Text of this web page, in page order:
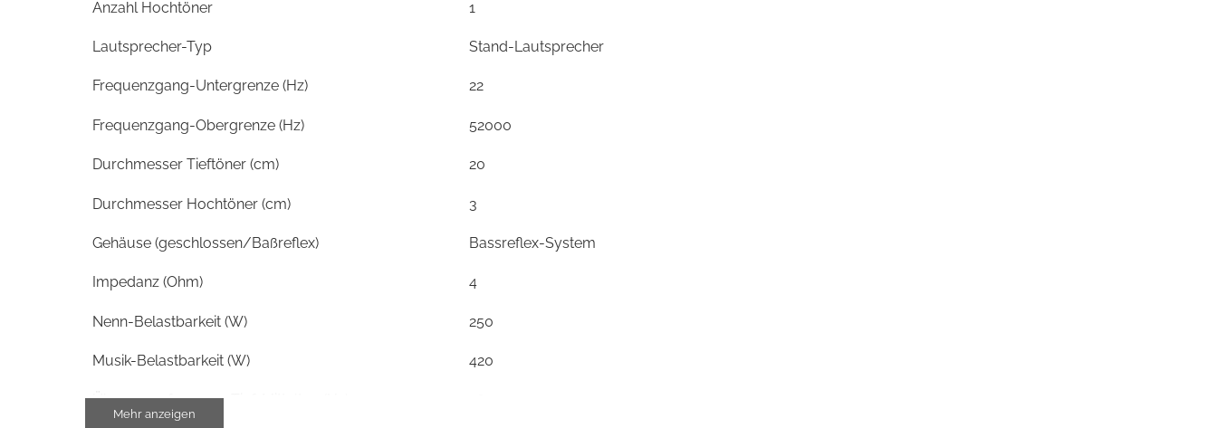
Anzahl Hochtöner 1
Lautsprecher-Typ Stand-Lautsprecher
Frequenzgang-Untergrenze (Hz) 22
Frequenzgang-Obergrenze (Hz) 52000
Durchmesser Tieftöner (cm) 20
Durchmesser Hochtöner (cm) 3
Gehäuse (geschlossen/Baßreflex) Bassreflex-System
Impedanz (Ohm) 4
Nenn-Belastbarkeit (W) 250
Musik-Belastbarkeit (W) 420
Übergangsfrequenz Tief-Mittelton (Hz)
Mehr anzeigen